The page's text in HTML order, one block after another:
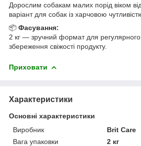
Дорослим собакам малих порід віком
варіант для собак із харчовою
📦 Фасування:
2 кг — зручний формат для регулярного
збереження свіжості продукту.
Приховати
Характеристики
Основні характеристики
Виробник
Brit Care
Вага упаковки
2 кг